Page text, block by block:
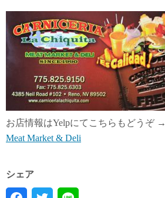
お店情報はYelpにてこちらもどうぞ →
Meat Market & Deli
シェア